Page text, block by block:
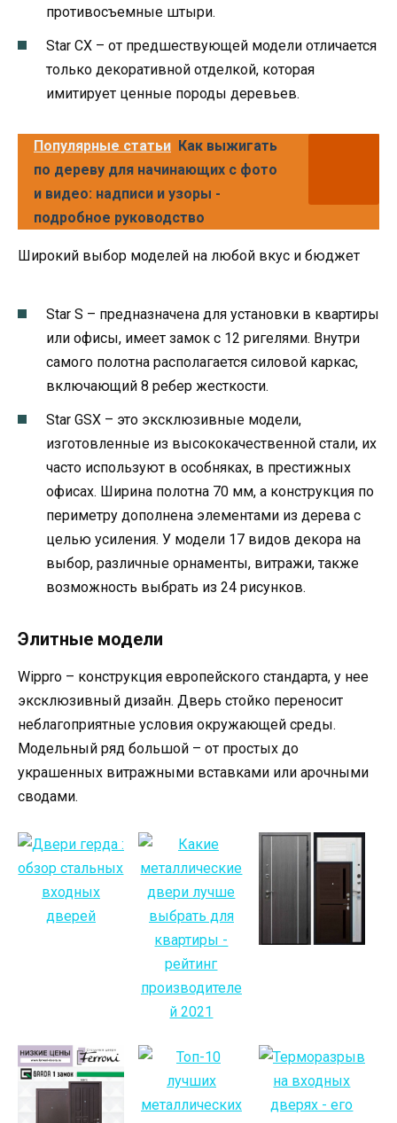
противосъемные штыри.
Star CX – от предшествующей модели отличается
только декоративной отделкой, которая
имитирует ценные породы деревьев.
Популярные статьи Как выжигать
по дереву для начинающих с фото
и видео: надписи и узоры -
подробное руководство
Широкий выбор моделей на любой вкус и бюджет
Star S – предназначена для установки в квартиры
или офисы, имеет замок с 12 ригелями. Внутри
самого полотна располагается силовой каркас,
включающий 8 ребер жесткости.
Star GSX – это эксклюзивные модели,
изготовленные из высококачественной стали, их
часто используют в особняках, в престижных
офисах. Ширина полотна 70 мм, а конструкция по
периметру дополнена элементами из дерева с
целью усиления. У модели 17 видов декора на
выбор, различные орнаменты, витражи, также
возможность выбрать из 24 рисунков.
Элитные модели
Wippro – конструкция европейского стандарта, у нее
эксклюзивный дизайн. Дверь стойко переносит
неблагоприятные условия окружающей среды.
Модельный ряд большой – от простых до
украшенных витражными вставками или арочными
сводами.